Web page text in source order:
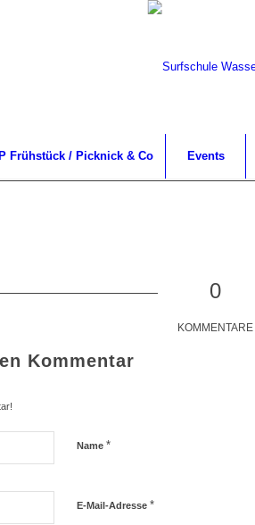
Frühstück / Picknick & Co Events
0
KOMMENTARE
Kommentar
Name *
E-Mail-Adresse *